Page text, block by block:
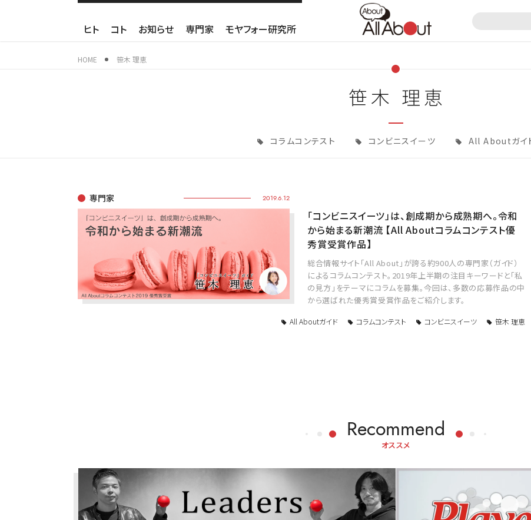
ヒト コト お知らせ 専門家 モヤフォー研究所
HOME 笹木 理恵
笹木 理恵
コラムコンテスト コンビニスイーツ All Aboutガイ
専門家 2019.6.12
「コンビニスイーツ」は、創成期から成熟期へ。令和
から始まる新潮流 【All Aboutコラムコンテスト優
秀賞受賞作品】
総合情報サイト「All About」が誇る約900人の専門家（ガイド）
によるコラムコンテスト。2019年上半期の注目キーワードと「私
の見方」をテーマにコラムを募集。今回は、多数の応募作品の中
から選ばれた優秀賞受賞作品をご紹介します。
All Aboutガイド コラムコンテスト コンビニスイーツ 笹木 理恵
Recommend
オススメ